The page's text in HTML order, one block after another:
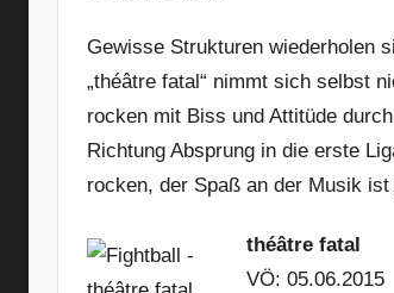
Gewisse Strukturen wiederholen
„théâtre fatal“ nimmt sich selbst
rocken mit Biss und Attitüde
Richtung Absprung in die erste
rocken, der Spaß an der Musik ist
théâtre fatal
VÖ: 05.06.2015